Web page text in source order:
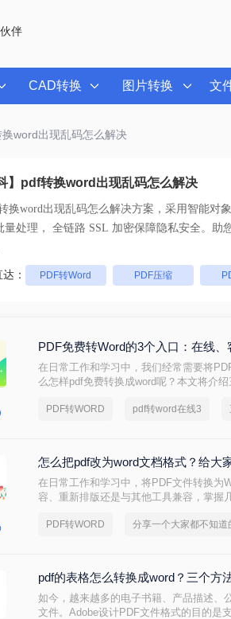
伴
CAD转换 图片转换 文
word出现乱码怎么解决
】pdf转换word出现乱码怎么解决
换word出现乱码怎么解决方案，采用智能对
码。支持一键批量处理， 全链路 SSL 加密保障隐私安
： PDF转Word PDF压缩
PDF免费转Word的3个入口：在线、
在日常工作和学习中，我们经常需要将
么怎样pdf免费转换成word呢？本文将介绍
PDF转WORD pdf转word在线3
怎么把pdf改为word文档格式？给大
在日常工作和学习中，将PDF文件转换为
容、重新排版还是与其他工具兼容，掌握
PDF转WORD
pdf的表格怎么转换成word？三个方
如今，越来越多的电子书籍、产品描述、
文件。Adobe设计PDF文件格式的目的是